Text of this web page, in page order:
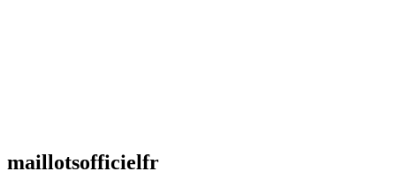
maillotsofficielfr